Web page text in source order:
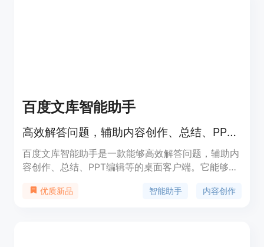
百度文库智能助手
高效解答问题，辅助内容创作、总结、PPT编辑等
百度文库智能助手是一款能够高效解答问题，辅助内
容创作、总结、PPT编辑等的桌面客户端。它能够帮
帮助用户激发灵感和想象。用户可以通过提问、选择
优质新品 智能助手 内容创作